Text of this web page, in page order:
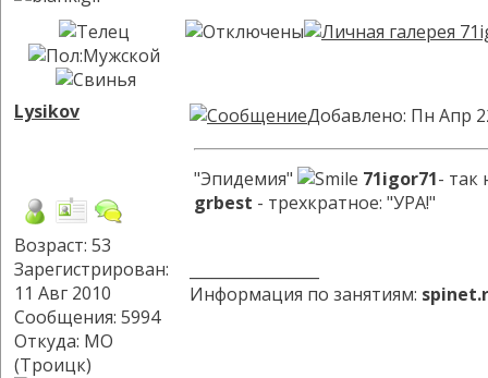
Lysikov
Возраст: 53
Зарегистрирован:
11 Авг 2010
Сообщения: 5994
Откуда: МО
(Троицк)
Добавлено: Пн Апр
"Эпидемия" 71igor71- так
grbest - трехкратное: "УРА!"
Информация по занятиям: